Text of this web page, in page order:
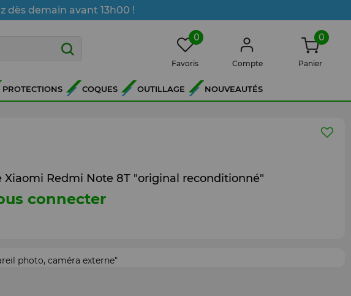
dès demain avant 13h00 !
0
Favoris Compte
0
Panier
PROTECTIONS COQUES OUTILLAGE NOUVEAUTÉS
Xiaomi Redmi Note 8T "original reconditionné"
connecter
photo, caméra externe"